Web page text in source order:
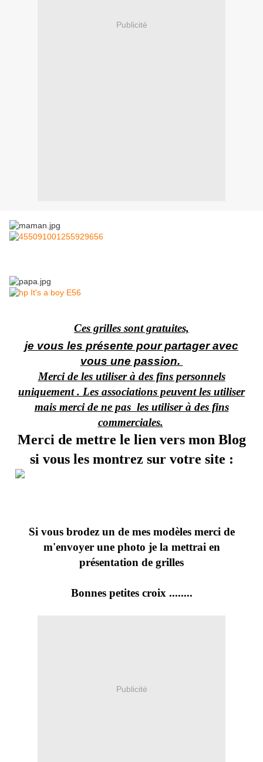
Publicité
Ces grilles sont gratuites,
je vous les présente pour partager avec
vous une passion.
Merci de les utiliser à des fins personnels
uniquement . Les associations peuvent les utiliser
mais merci de ne pas les utiliser à des fins
commerciales.
Merci de mettre le lien vers mon Blog
si vous les montrez sur votre site :
Si vous brodez un de mes modèles merci de
m'envoyer une photo je la mettrai en
présentation de grilles
Bonnes petites croix ........
Publicité